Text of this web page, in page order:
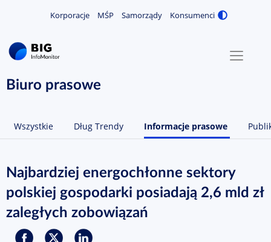
Korporacje MŚP Samorządy Konsumenci
MENU
O NAS
KONTAKT
Biuro prasowe
Wszystkie Dług Trendy Informacje prasowe
Najbardziej energochłonne sektory
polskiej gospodarki posiadają 2,6 mld zł
zaległych zobowiązań